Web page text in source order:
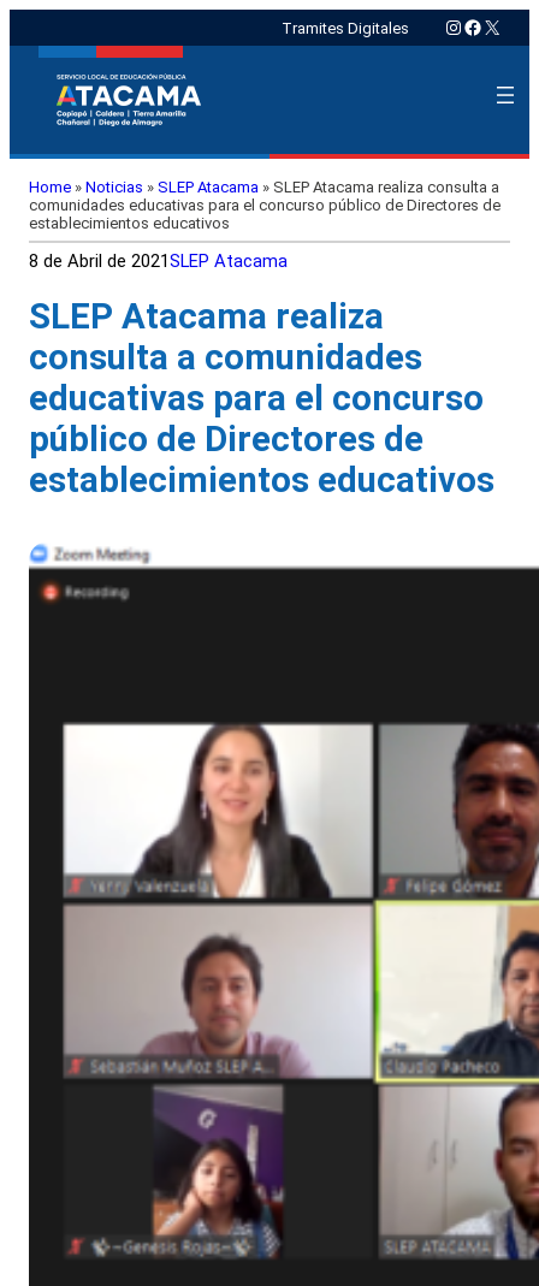
Tramites Digitales Instagram
X
Home » Noticias » SLEP Atacama » SLEP Atacama realiza consulta a
comunidades educativas para el concurso público de Directores de
establecimientos educativos
8 de Abril de 2021SLEP Atacama
SLEP Atacama realiza
consulta a comunidades
educativas para el concurso
público de Directores de
establecimientos educativos